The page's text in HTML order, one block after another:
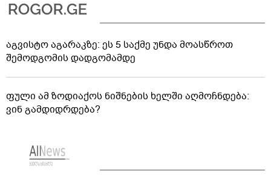
აგვისტო აგარაკზე: ეს 5 საქმე უნდა მოასწროთ
შემოდგომის დადგომამდე
ფული ამ ზოდიაქოს ნიშნების ხელში აღმოჩნდება:
ვინ გამდიდრდება?